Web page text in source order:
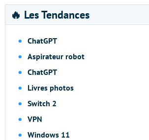
🔥 Les Tendances
ChatGPT
Aspirateur robot
ChatGPT
Livres photos
Switch 2
VPN
Windows 11